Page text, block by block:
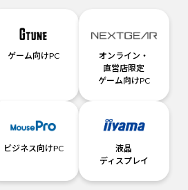
ゲーム向けPC
オンライン・
直営店限定
ゲーム向けPC
ビジネス向けPC
液晶
ディスプレイ